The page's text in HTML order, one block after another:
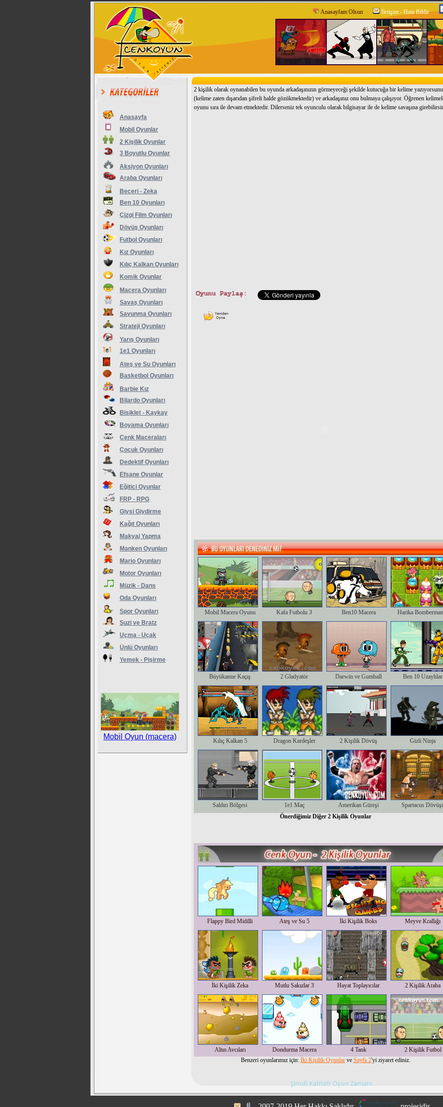
Anasayfam Olsun İletişim - Hata Bildir
Anasayfa
Mobil Oyunlar
2 Kişilik Oyunlar
3 Boyutlu Oyunlar
Aksiyon Oyunları
Araba Oyunları
Beceri - Zeka
Ben 10 Oyunları
Çizgi Film Oyunları
Dövüş Oyunları
Futbol Oyunları
Kız Oyunları
Kılıç Kalkan Oyunları
Komik Oyunlar
Macera Oyunları
Savaş Oyunları
Savunma Oyunları
Strateji Oyunları
Yarış Oyunları
1e1 Oyunları
Ateş ve Su Oyunları
Basketbol Oyunları
Barbie Kız
Bilardo Oyunları
Bisiklet - Kaykay
Boyama Oyunları
Cenk Maceraları
Çocuk Oyunları
Dedektif Oyunları
Efsane Oyunlar
Eğitici Oyunlar
FRP - RPG
Giysi Giydirme
Kağıt Oyunları
Makyaj Yapma
Manken Oyunları
Mario Oyunları
Motor Oyunları
Müzik - Dans
Oda Oyunları
Spor Oyunları
Suzi ve Bratz
Uçma - Uçak
Ünlü Oyunları
Yemek - Pişirme
Mobil Oyun (macera)
2 kişilik olarak oynanabilen bu oyunda arkadaşınızın görmeyeceği şekilde kutucuğa bir kelime
(kelime zaten dışarıdan şifreli halde gözükmektedir) ve arkadaşınız onu bulmaya çalışıyor. Öğrenen
oyunu sıra ile devam etmektedir. Dilerseniz tek oyunculu olarak bilgisayar ile de kelime savaşına
Mobil Macera Oyunu Kafa Futbolu 3 Ben10 Macera Harika
Büyükanne Kaçış 2 Gladyatör Darwin ve Gumball Ben 10 Uzaylılar
Kılıç Kalkan 5 Dragon Kardeşler 2 Kişilik Dövüş Gizli Ninja
Saldırı Bölgesi 1e1 Maç Amerikan Güreşi
Spartacus
Önerdiğimiz Diğer 2 Kişilik Oyunlar
Flappy Bird Midilli Ateş ve Su 5 İki Kişilik Boks Meyve Krallığı
İki Kişilik Zeka Mutlu Sakızlar 3 Hayat Toplayıcılar 2 Kişilik Araba
Altın Avcıları Dondurma Macera 4 Tank
2 Kişilik Futbol
Benzeri oyunlarımız için: İki Kişilik Oyunlarve Sayfa 2'yi ziyaret ediniz.